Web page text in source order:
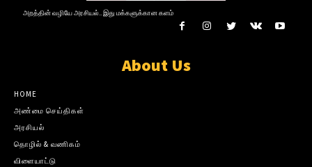
அறத்தின் வழியே அரசியல்.. இது மக்களுக்கான களம்
About Us
HOME
அண்மை செய்திகள்
அரசியல்
தொழில் & வணிகம்
விளையாட்டு